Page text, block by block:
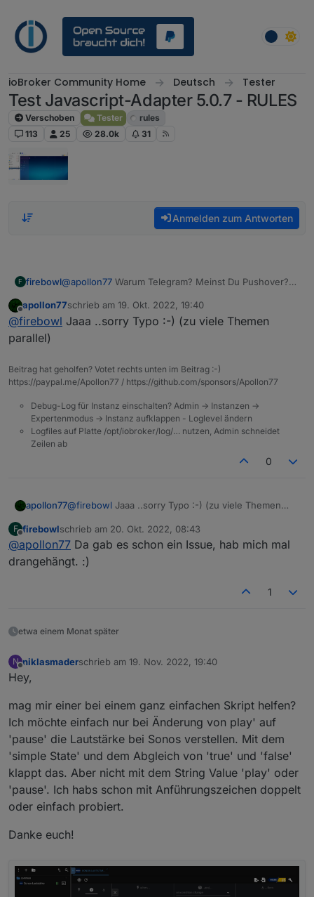
ioBroker Community Home Deutsch Tester
Test Javascript-Adapter 5.0.7 - RULES
Verschoben Tester
rules
113
25 28.0k 31
Anmelden zum Antworten
F firebowl@apollon77 Warum Telegram? Meinst Du Pushover?
Offline
apollon77schrieb am 19. Okt. 2022, 19:40
zuletzt editiert von
@firebowl Jaaa ..sorry Typo :-) (zu viele Themen
parallel)
Beitrag hat geholfen? Votet rechts unten im Beitrag :-)
https://paypal.me/Apollon77 / https://github.com/sponsors/Apollon77
Debug-Log für Instanz einschalten? Admin -> Instanzen ->
Expertenmodus -> Instanz aufklappen - Loglevel ändern
Logfiles auf Platte /opt/iobroker/log/… nutzen, Admin schneidet
Zeilen ab
0
apollon77@firebowl Jaaa ..sorry Typo :-) (zu viele Themen
F
Offline
firebowlschrieb am 20. Okt. 2022, 08:43
zuletzt editiert von
@apollon77 Da gab es schon ein Issue, hab mich mal
drangehängt. :)
1
etwa einem Monat später
N niklasmaderschrieb am 19. Nov. 2022, 19:40
zuletzt editiert von
Hey,
mag mir einer bei einem ganz einfachen Skript helfen?
Ich möchte einfach nur bei Änderung von play' auf
'pause' die Lautstärke bei Sonos verstellen. Mit dem
'simple State' und dem Abgleich von 'true' und 'false'
klappt das. Aber nicht mit dem String Value 'play' oder
'pause'. Ich habs schon mit Anführungszeichen doppelt
oder einfach probiert.
Danke euch!